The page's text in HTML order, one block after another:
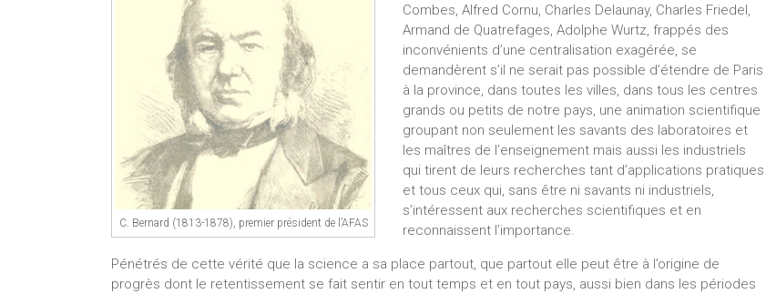
C. Bernard (1813-1878), premier président de l’AFAS
Combes, Alfred Cornu, Charles Delaunay, Charles Friedel,
Armand de Quatrefages, Adolphe Wurtz, frappés des
inconvénients d’une centralisation exagérée, se
demandèrent s’il ne serait pas possible d’étendre de Paris
à la province, dans toutes les villes, dans tous les centres
grands ou petits de notre pays, une animation scientifique
groupant non seulement les savants des laboratoires et
les maîtres de l’enseignement mais aussi les industriels
qui tirent de leurs recherches tant d’applications pratiques
et tous ceux qui, sans être ni savants ni industriels,
s’intéressent aux recherches scientifiques et en
reconnaissent l’importance.
Pénétrés de cette vérité que la science a sa place partout, que partout elle peut être à l’origine de
progrès dont le retentissement se fait sentir en tout temps et en tout pays, aussi bien dans les périodes